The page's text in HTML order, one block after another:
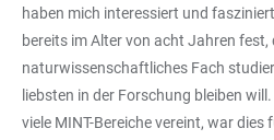
haben mich interessiert und
bereits im Alter von acht Jahren fest,
naturwissenschaftliches Fach
liebsten in der Forschung bleiben
viele MINT-Bereiche vereint, war dies